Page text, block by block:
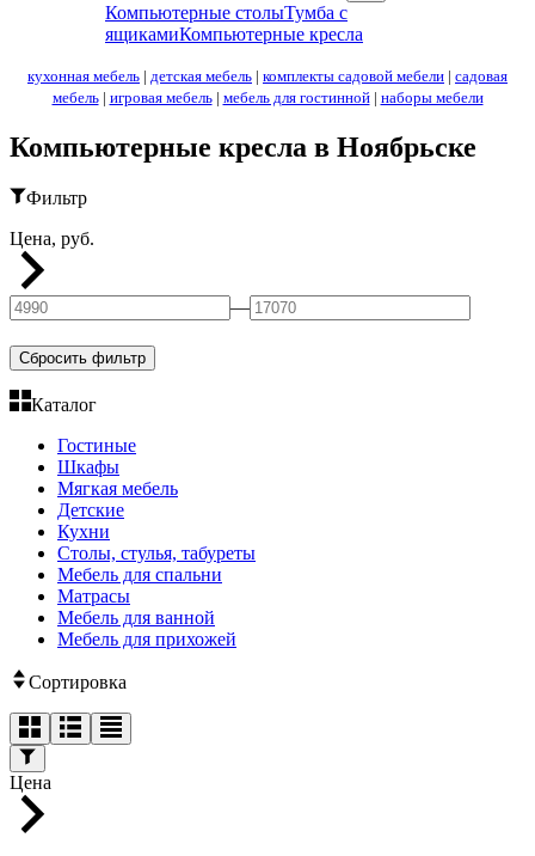
Компьютерные столыТумба с
ящикамиКомпьютерные кресла
кухонная мебель | детская мебель | комплекты садовой мебели | садовая
мебель| игровая мебель| мебель для гостинной| наборы мебели
Компьютерные кресла в Ноябрьске
Фильтр
Цена, руб.
—
Сбросить фильтр
Каталог
Гостиные
Шкафы
Мягкая мебель
Детские
Кухни
Столы, стулья, табуреты
Мебель для спальни
Матрасы
Мебель для ванной
Мебель для прихожей
Сортировка
Цена